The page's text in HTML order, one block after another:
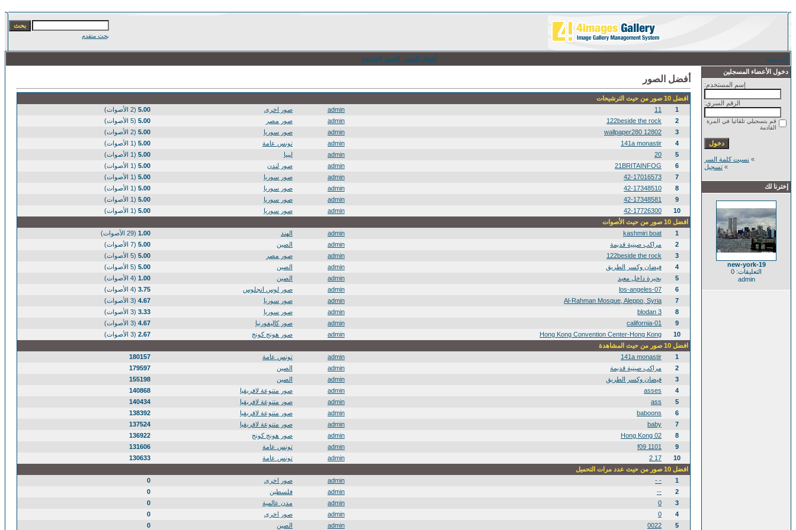
بحث متقدم
الرئيسية أفضل الصور
الصور الجديدة
دخول الأعضاء المسجلين
إسم المستخدم:
الرقم السري:
قم بتسجيلي تلقائيا في المرة
القادمة
» نسيت كلمة السر
» تسجيل
إخترنا لك
new-york-19
التعليقات: 0
admin
أفضل الصور
افضل 10 صور من حيث الترشيحات
1
11
admin صور اخرى 5.00 (2 الأصوات)
2
122beside the rock
admin صور مصر 5.00 (5 الأصوات)
3
12802 wallpaper280
admin صور سوريا 5.00 (2 الأصوات)
4
141a monastir
admin تونس عامة 5.00 (1 الأصوات)
5
20
admin ليبيا 5.00 (1 الأصوات)
6
21BRITAINFOG
admin صور لندن 5.00 (1 الأصوات)
7
42-17016573
admin صور سوريا 5.00 (1 الأصوات)
8
42-17348510
admin صور سوريا 5.00 (1 الأصوات)
9
42-17348581
admin صور سوريا 5.00 (1 الأصوات)
10
42-17726300
admin صور سوريا 5.00 (1 الأصوات)
افضل 10 صور من حيث الأصوات
1
kashmiri boat
admin الهند 1.00 (29 الأصوات)
2
مراكب صينية قديمة admin الصين 5.00 (7 الأصوات)
3
122beside the rock
admin صور مصر 5.00 (5 الأصوات)
4
فيضان وكسر الطريق admin الصين 5.00 (5 الأصوات)
5
بحيرة داخل معبد admin الصين 1.00 (4 الأصوات)
6
los-angeles-07
admin صور لوس انجلوس 3.75 (4 الأصوات)
7
Al-Rahman Mosque, Aleppo, Syria
admin صور سوريا 4.67 (3 الأصوات)
8
blodan 3
admin صور سوريا 3.33 (3 الأصوات)
9
california-01
admin صور كاليفورنيا 4.67 (3 الأصوات)
10
Hong Kong Convention Center-Hong Kong
admin صور هونج كونج 2.67 (3 الأصوات)
افضل 10 صور من حيث المشاهدة
1
141a monastir
admin تونس عامة
180157
2
مراكب صينية قديمة admin الصين
179597
3
فيضان وكسر الطريق admin الصين
155198
4
asses
admin صور متنوعة لافريقيا
140868
5
ass
admin صور متنوعة لافريقيا
140434
6
baboons
admin صور متنوعة لافريقيا
138392
7
baby
admin صور متنوعة لافريقيا
137524
8
02 Hong Kong
admin صور هونج كونج
136922
9
1101 f09
admin تونس عامة
131606
10
17 2
admin تونس عامة
130633
افضل 10 صور من حيث عدد مرات التحميل
1
- -
admin صور اخرى
0
2
--
admin فلسطين
0
3
0
admin مدن عالمية
0
4
0
admin صور اخرى
0
5
0022
admin الصين 0